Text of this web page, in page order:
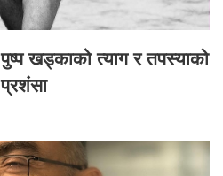
पुष्प खड्काको त्याग र तपस्याको
प्रशंसा